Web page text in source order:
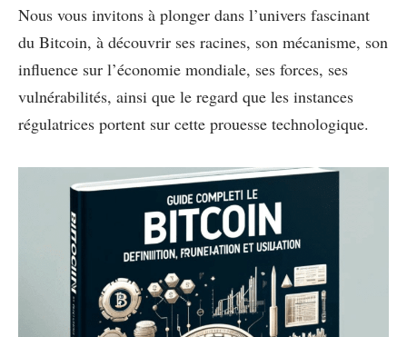
Nous vous invitons à plonger dans l’univers fascinant
du Bitcoin, à découvrir ses racines, son mécanisme, son
influence sur l’économie mondiale, ses forces, ses
vulnérabilités, ainsi que le regard que les instances
régulatrices portent sur cette prouesse technologique.